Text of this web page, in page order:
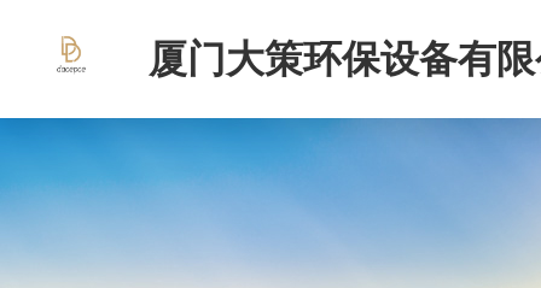
厦门大策环保设备有